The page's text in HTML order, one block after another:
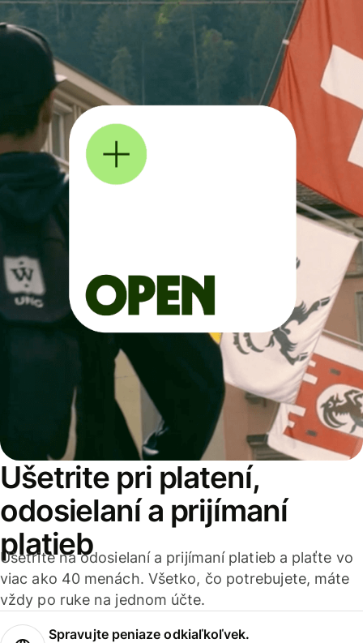
Ušetrite pri platení,
odosielaní a prijímaní
platieb
Ušetrite na odosielaní a prijímaní platieb a plaťte vo
viac ako 40 menách. Všetko, čo potrebujete, máte
vždy po ruke na jednom účte.
Spravujte peniaze odkiaľkoľvek.